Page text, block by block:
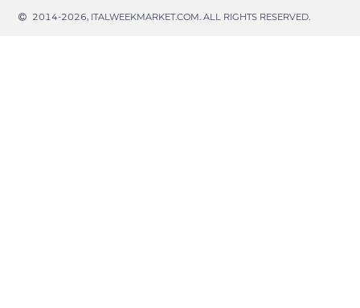
2014-2026, ITALWEEKMARKET.COM. ALL RIGHTS RESERVED.